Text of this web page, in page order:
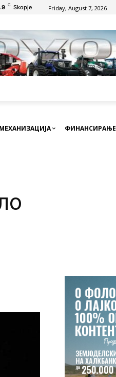
C Skopje Friday, August 7, 2026
МЕХАНИЗАЦИЈА ФИНАНСИРАЊЕ